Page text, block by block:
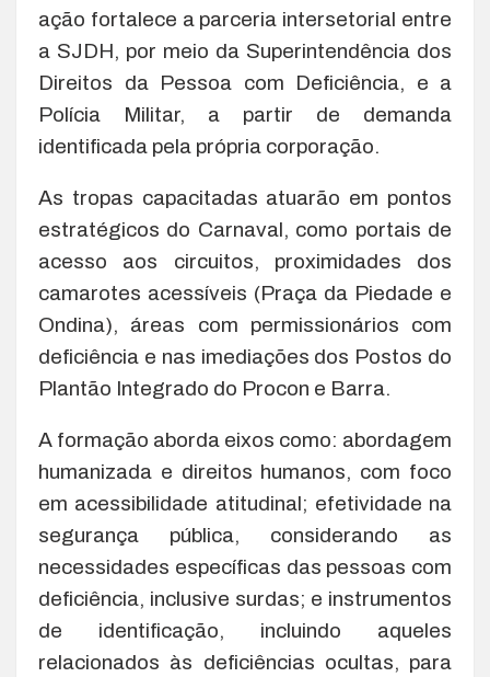
ação fortalece a parceria intersetorial entre
a SJDH, por meio da Superintendência dos
Direitos da Pessoa com Deficiência, e a
Polícia Militar, a partir de demanda
identificada pela própria corporação.
As tropas capacitadas atuarão em pontos
estratégicos do Carnaval, como portais de
acesso aos circuitos, proximidades dos
camarotes acessíveis (Praça da Piedade e
Ondina), áreas com permissionários com
deficiência e nas imediações dos Postos do
Plantão Integrado do Procon e Barra.
A formação aborda eixos como: abordagem
humanizada e direitos humanos, com foco
em acessibilidade atitudinal; efetividade na
segurança pública, considerando as
necessidades específicas das pessoas com
deficiência, inclusive surdas; e instrumentos
de identificação, incluindo aqueles
relacionados às deficiências ocultas, para